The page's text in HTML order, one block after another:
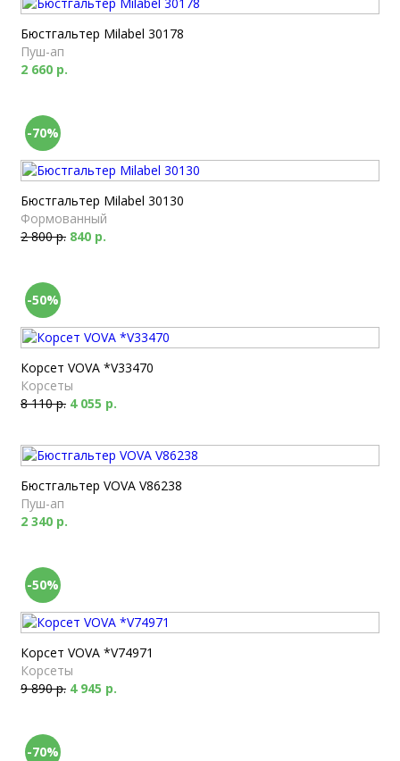
Бюстгальтер Milabel 30178
Пуш-ап
2 660 р.
-70%
Бюстгальтер Milabel 30130
Формованный
2 800 р. 840 р.
-50%
Корсет VOVA *V33470
Корсеты
8 110 р. 4 055 р.
Бюстгальтер VOVA V86238
Пуш-ап
2 340 р.
-50%
Корсет VOVA *V74971
Корсеты
9 890 р. 4 945 р.
-70%